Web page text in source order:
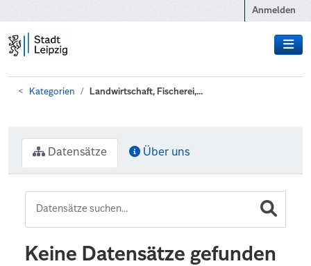
Anmelden
Kategorien Landwirtschaft, Fischerei,...
Datensätze Über uns
Keine Datensätze gefunden